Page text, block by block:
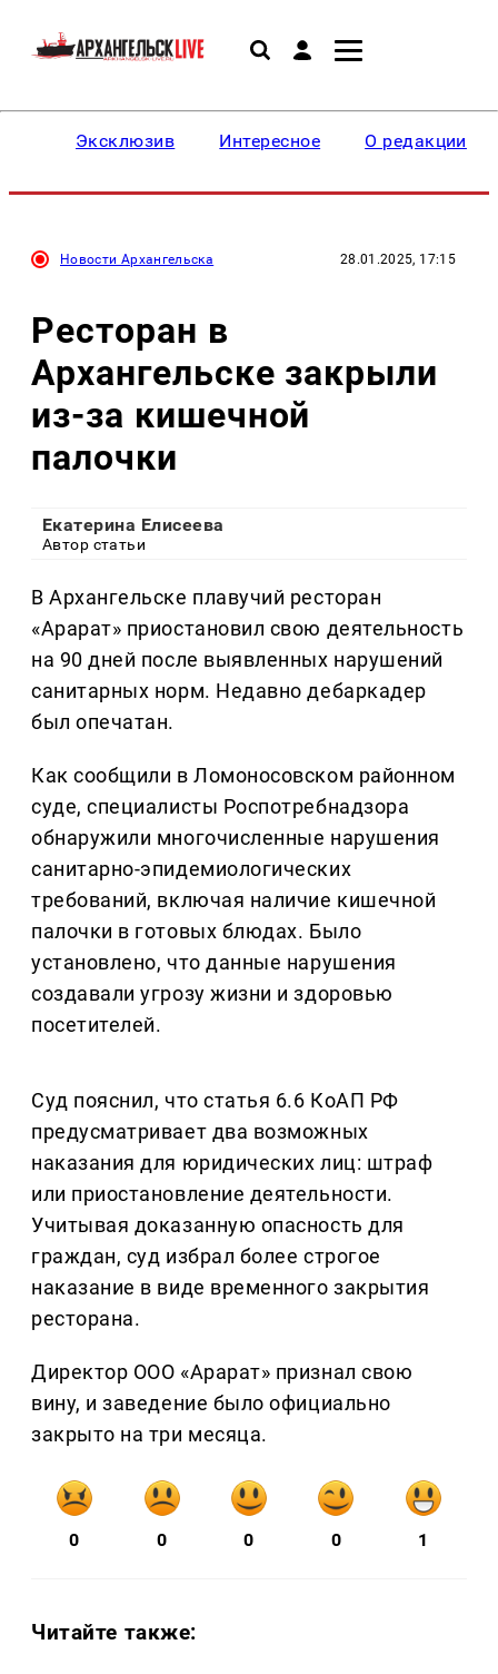
Эксклюзив Интересное О редакции
Новости Архангельска 28.01.2025, 17:15
Ресторан в
Архангельске закрыли
из-за кишечной
палочки
Екатерина Елисеева
Автор статьи
В Архангельске плавучий ресторан
«Арарат» приостановил свою деятельность
на 90 дней после выявленных нарушений
санитарных норм. Недавно дебаркадер
был опечатан.
Как сообщили в Ломоносовском районном
суде, специалисты Роспотребнадзора
обнаружили многочисленные нарушения
санитарно-эпидемиологических
требований, включая наличие кишечной
палочки в готовых блюдах. Было
установлено, что данные нарушения
создавали угрозу жизни и здоровью
посетителей.
Суд пояснил, что статья 6.6 КоАП РФ
предусматривает два возможных
наказания для юридических лиц: штраф
или приостановление деятельности.
Учитывая доказанную опасность для
граждан, суд избрал более строгое
наказание в виде временного закрытия
ресторана.
Директор ООО «Арарат» признал свою
вину, и заведение было официально
закрыто на три месяца.
0 0 0 0 1
Читайте также: